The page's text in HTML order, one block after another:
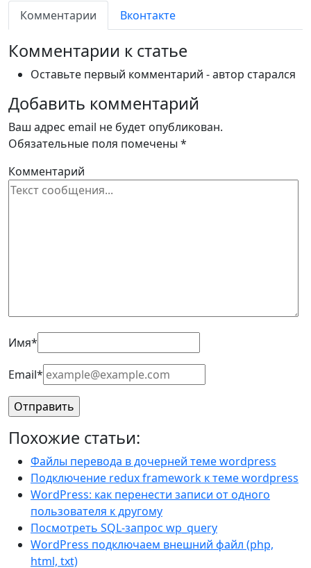
Комментарии Вконтакте
Комментарии к статье
Оставьте первый комментарий - автор старался
Добавить комментарий
Ваш адрес email не будет опубликован.
Обязательные поля помечены *
Комментарий
Имя*
Email*
Похожие статьи:
Файлы перевода в дочерней теме wordpress
Подключение redux framework к теме wordpress
WordPress: как перенести записи от одного
пользователя к другому
Посмотреть SQL-запрос wp_query
WordPress подключаем внешний файл (php,
html, txt)